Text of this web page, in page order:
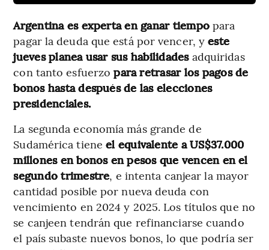
Argentina es experta en ganar tiempo para
pagar la deuda que está por vencer, yeste
jueves planea usar sus habilidadesadquiridas
con tanto esfuerzopara retrasar los pagos de
bonos hasta después de las elecciones
presidenciales.
La segunda economía más grande de
Sudamérica tieneel equivalente a US$37.000
millones en bonos en pesos que vencen en el
segundo trimestre, e intenta canjear la mayor
cantidad posible por nueva deuda con
vencimiento en 2024 y 2025. Los títulos que no
se canjeen tendrán que refinanciarse cuando
el país subaste nuevos bonos, lo que podría ser